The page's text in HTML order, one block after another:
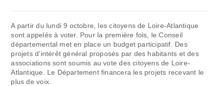
A partir du lundi 9 octobre, les citoyens de Loire-Atlantique
sont appelés à voter. Pour la première fois, le Conseil
départemental met en place un budget participatif. Des
projets d’intérêt général proposés par des habitants et des
associations sont soumis au vote des citoyens de Loire-
Atlantique. Le Département financera les projets recevant le
plus de voix.